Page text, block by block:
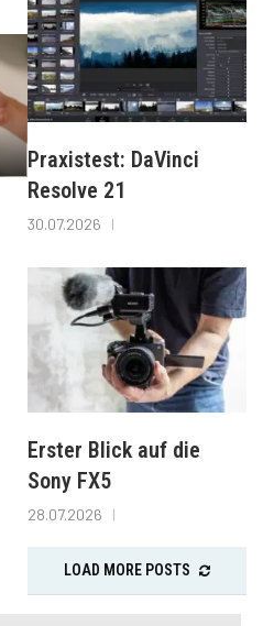
Praxistest: DaVinci
Resolve 21
30.07.2026
Erster Blick auf die
Sony FX5
28.07.2026
LOAD MORE POSTS